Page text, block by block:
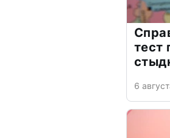
тест
6